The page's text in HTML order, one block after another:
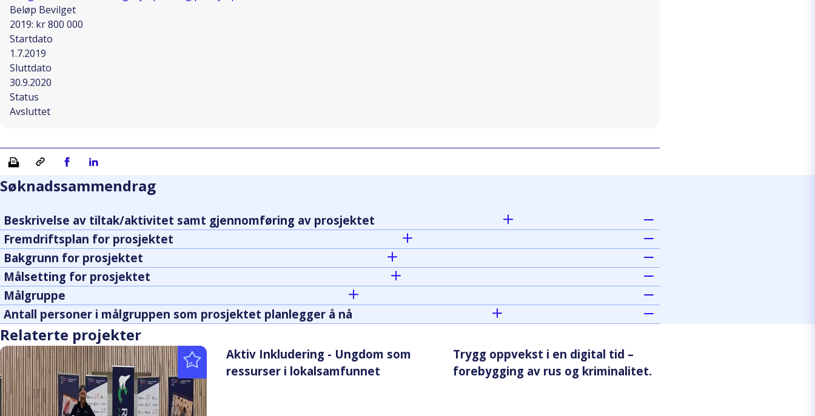
Beløp Bevilget
2019: kr 800 000
Startdato
1.7.2019
Sluttdato
30.9.2020
Status
Avsluttet
Skriv ut Kopiera länkDel på Facebook
Del på Linkedin
Søknadssammendrag
Beskrivelse av tiltak/aktivitet samt gjennomføring av prosjektet
Fremdriftsplan for prosjektet
Bakgrunn for prosjektet
Målsetting for prosjektet
Målgruppe
Antall personer i målgruppen som prosjektet planlegger å nå
Relaterte projekter
Aktiv Inkludering - Ungdom som
ressurser i lokalsamfunnet
Trygg oppvekst i en digital tid –
forebygging av rus og kriminalitet.